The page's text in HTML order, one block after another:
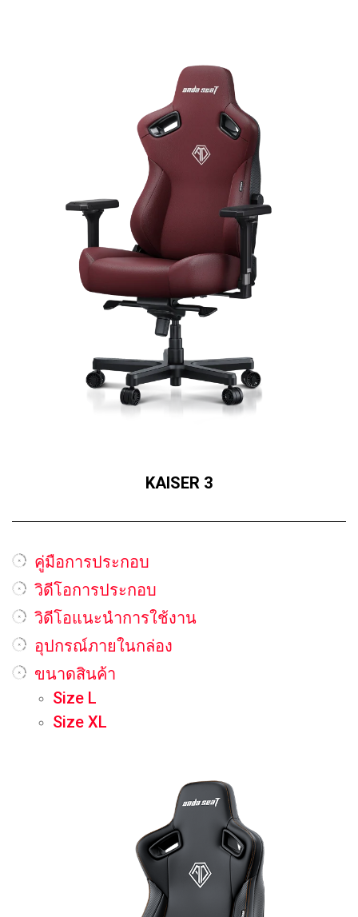
KAISER 3
คู่มือการประกอบ
วิดีโอการประกอบ
วิดีโอแนะนำการใช้งาน
อุปกรณ์ภายในกล่อง
ขนาดสินค้า
Size L
Size XL